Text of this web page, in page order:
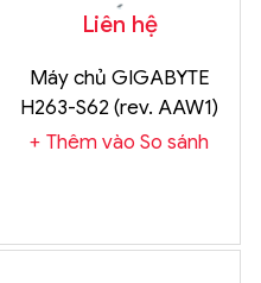
Liên hệ
Máy chủ GIGABYTE
H263-S62 (rev. AAW1)
Chính Hãng
Thêm vào So sánh